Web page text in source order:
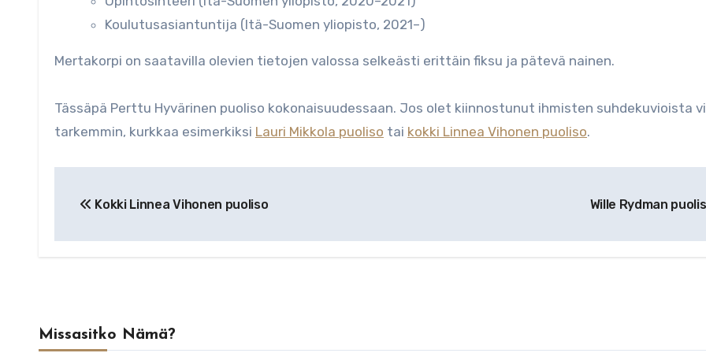
Koulutusasiantuntija (Itä-Suomen yliopisto, 2021–)
Mertakorpi on saatavilla olevien tietojen valossa selkeästi erittäin fiksu ja pätevä nainen.
Tässäpä Perttu Hyvärinen puoliso kokonaisuudessaan. Jos olet kiinnostunut ihmisten suhdekuvioista
tarkemmin, kurkkaa esimerkiksi Lauri Mikkola puoliso tai kokki Linnea Vihonen puoliso.
selausKokki Linnea Vihonen puoliso Wille Rydman
Missasitko Nämä?